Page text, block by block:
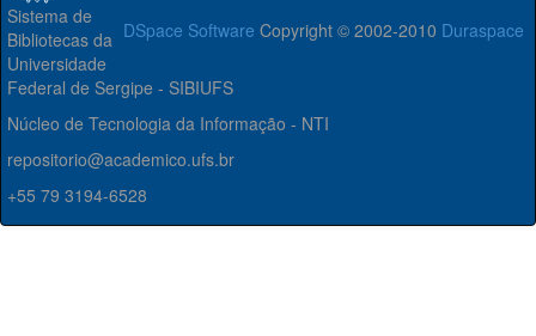
DSpace Software Copyright © 2002-2010 Duraspace
Sistema de
Bibliotecas da
Universidade
Federal de Sergipe - SIBIUFS
Núcleo de Tecnologia da Informação - NTI
repositorio@academico.ufs.br
+55 79 3194-6528